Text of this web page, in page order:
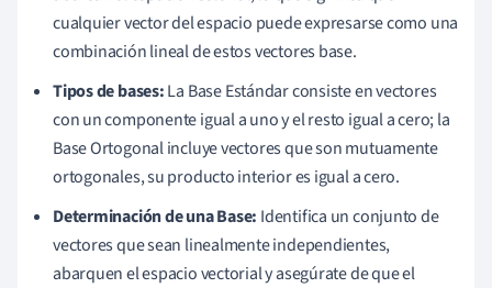
cualquier vector del espacio puede expresarse como una
combinación lineal de estos vectores base.
Tipos de bases:La Base Estándar consiste en vectores
con un componente igual a uno y el resto igual a cero; la
Base Ortogonal incluye vectores que son mutuamente
ortogonales, su producto interior es igual a cero.
Determinación de una Base: Identifica un conjunto de
vectores que sean linealmente independientes,
abarquen el espacio vectorial y asegúrate de que el